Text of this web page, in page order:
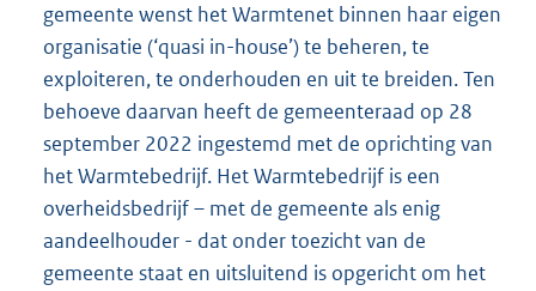
gemeente wenst het Warmtenet binnen haar eigen
organisatie (‘quasi in-house’) te beheren, te
exploiteren, te onderhouden en uit te breiden. Ten
behoeve daarvan heeft de gemeenteraad op 28
september 2022 ingestemd met de oprichting van
het Warmtebedrijf. Het Warmtebedrijf is een
overheidsbedrijf – met de gemeente als enig
aandeelhouder - dat onder toezicht van de
gemeente staat en uitsluitend is opgericht om het